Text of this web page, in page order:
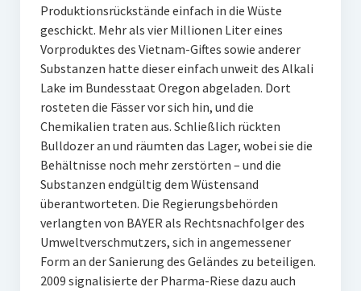
Produktionsrückstände einfach in die Wüste
geschickt. Mehr als vier Millionen Liter eines
Vorproduktes des Vietnam-Giftes sowie anderer
Substanzen hatte dieser einfach unweit des Alkali
Lake im Bundesstaat Oregon abgeladen. Dort
rosteten die Fässer vor sich hin, und die
Chemikalien traten aus. Schließlich rückten
Bulldozer an und räumten das Lager, wobei sie die
Behältnisse noch mehr zerstörten – und die
Substanzen endgültig dem Wüstensand
überantworteten. Die Regierungsbehörden
verlangten von BAYER als Rechtsnachfolger des
Umweltverschmutzers, sich in angemessener
Form an der Sanierung des Geländes zu beteiligen.
2009 signalisierte der Pharma-Riese dazu auch